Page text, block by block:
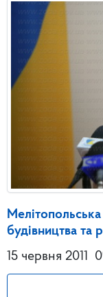
будівництва та
15 червня 2011